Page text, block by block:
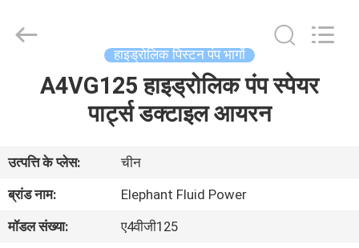
हमारे
बारे
Power
Co.,Ltd.
हाइड्रोलिक पिस्टन पंप भागों
A4VG125 हाइड्रोलिक पंप स्पेयर
पार्ट्स डक्टाइल आयरन
उत्पत्ति के प्लेस:
चीन
ब्रांड नाम:
Elephant Fluid Power
मॉडल संख्या:
ए4वीजी125